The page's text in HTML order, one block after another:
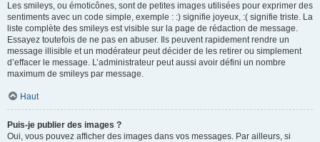
Les smileys, ou émoticônes, sont de petites images utilisées pour exprimer des
sentiments avec un code simple, exemple : :) signifie joyeux, :( signifie triste. La
liste complète des smileys est visible sur la page de rédaction de message.
Essayez toutefois de ne pas en abuser. Ils peuvent rapidement rendre un
message illisible et un modérateur peut décider de les retirer ou simplement
d’effacer le message. L’administrateur peut aussi avoir défini un nombre
maximum de smileys par message.
Haut
Puis-je publier des images ?
Oui, vous pouvez afficher des images dans vos messages. Par ailleurs, si